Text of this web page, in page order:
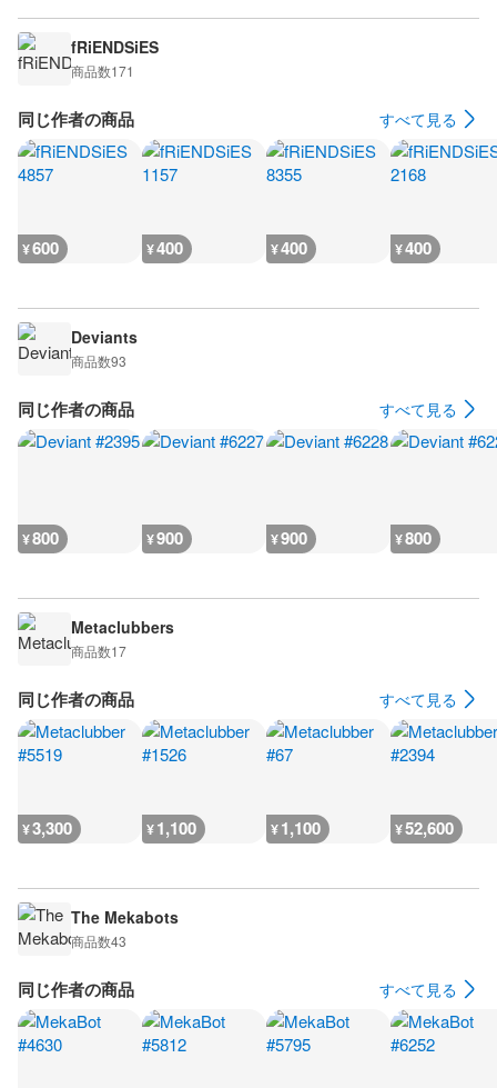
fRiENDSiES
商品数171
同じ作者の商品 すべて見る
¥600 ¥400 ¥400 ¥400
Deviants
商品数93
同じ作者の商品 すべて見る
¥800 ¥900 ¥900 ¥800
Metaclubbers
商品数17
同じ作者の商品 すべて見る
¥3,300 ¥1,100 ¥1,100 ¥52,600
The Mekabots
商品数43
同じ作者の商品 すべて見る